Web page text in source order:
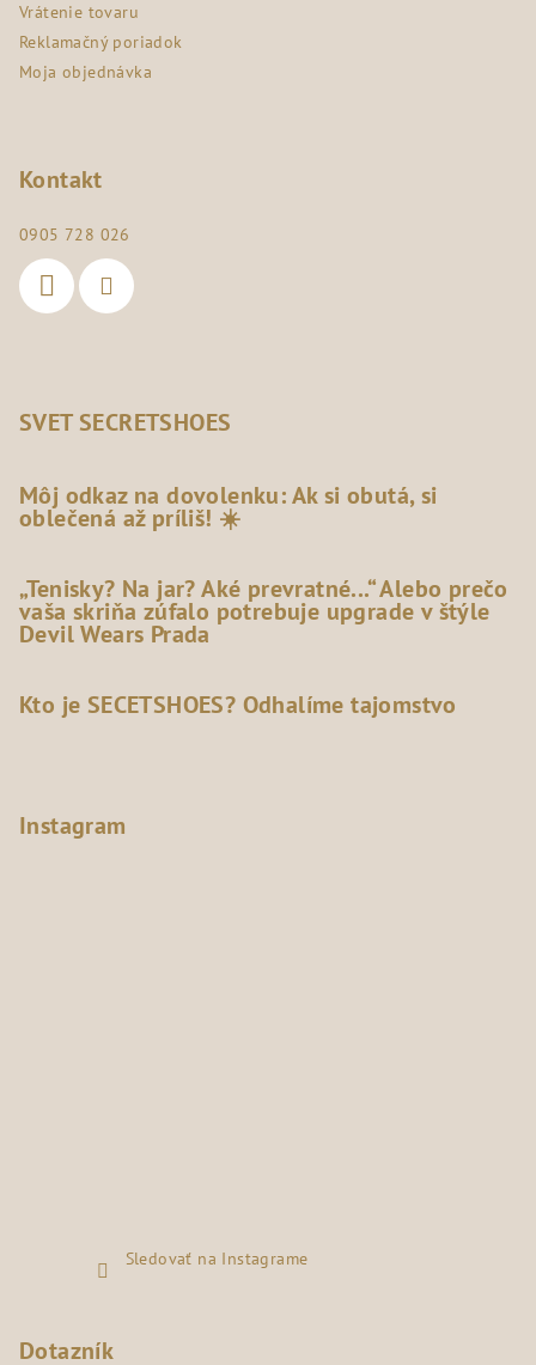
Vrátenie tovaru
Reklamačný poriadok
Moja objednávka
Kontakt
0905 728 026
SVET SECRETSHOES
Môj odkaz na dovolenku: Ak si obutá, si
oblečená až príliš! ☀️
„Tenisky? Na jar? Aké prevratné...“ Alebo prečo
vaša skriňa zúfalo potrebuje upgrade v štýle
Devil Wears Prada
Kto je SECETSHOES? Odhalíme tajomstvo
Instagram
Sledovať na Instagrame
Dotazník